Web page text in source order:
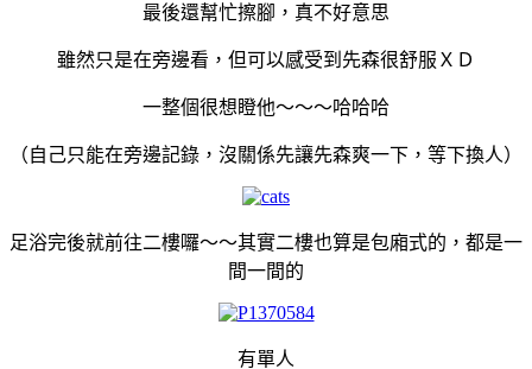
最後還幫忙擦腳，真不好意思
雖然只是在旁邊看，但可以感受到先森很舒服ＸＤ
一整個很想瞪他～～～哈哈哈
（自己只能在旁邊記錄，沒關係先讓先森爽一下，等下換人）
足浴完後就前往二樓囉～～其實二樓也算是包廂式的，都是一
間一間的
有單人